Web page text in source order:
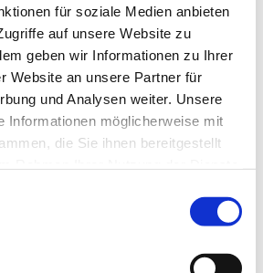
für soziale Medien anbieten
auf unsere Website zu
geben wir Informationen zu Ihrer
Website an unsere Partner für
und Analysen weiter. Unsere
Informationen möglicherweise mit
die Sie ihnen bereitgestellt